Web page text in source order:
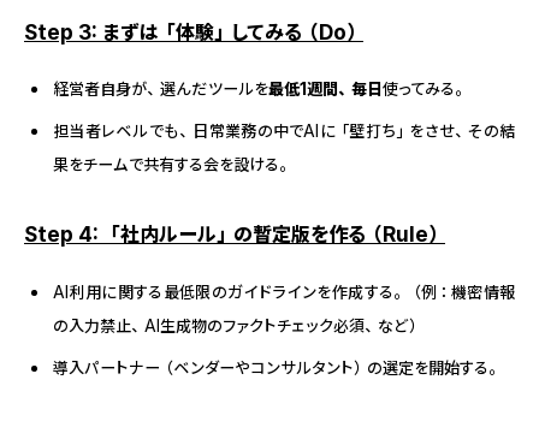
Step 3: まずは「体験」してみる（Do）
経営者自身が、選んだツールを最低1週間、毎日使ってみる。
担当者レベルでも、日常業務の中でAIに「壁打ち」をさせ、その結
果をチームで共有する会を設ける。
Step 4: 「社内ルール」の暫定版を作る（Rule）
AI利用に関する最低限のガイドラインを作成する。（例：機密情報
の入力禁止、AI生成物のファクトチェック必須、など）
導入パートナー（ベンダーやコンサルタント）の選定を開始する。